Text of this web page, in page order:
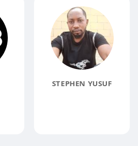
STEPHEN YUSUF